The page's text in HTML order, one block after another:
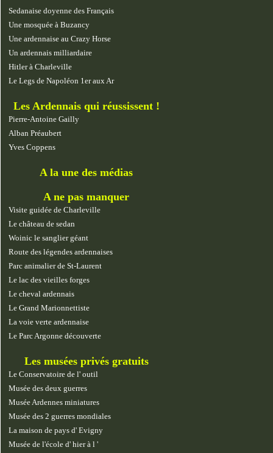
Sedanaise doyenne des Français
Une mosquée à Buzancy
Une ardennaise au Crazy Horse
Un ardennais milliardaire
Hitler à Charleville
Le Legs de Napoléon 1er aux Ar
Les Ardennais qui réussissent !
Pierre-Antoine Gailly
Alban Préaubert
Yves Coppens
A la une des médias
A ne pas manquer
Visite guidée de Charleville
Le château de sedan
Woinic le sanglier géant
Route des légendes ardennaises
Parc animalier de St-Laurent
Le lac des vieilles forges
Le cheval ardennais
Le Grand Marionnettiste
La voie verte ardennaise
Le Parc Argonne découverte
Les musées privés gratuits
Le Conservatoire de l' outil
Musée des deux guerres
Musée Ardennes miniatures
Musée des 2 guerres mondiales
La maison de pays d' Evigny
Musée de l'école d' hier à l '